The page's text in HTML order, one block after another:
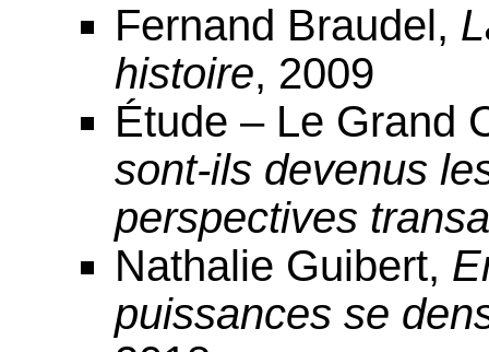
Fernand Braudel,
histoire, 2009
Étude – Le Grand
sont-ils devenus
perspectives
Nathalie Guibert,
puissances se